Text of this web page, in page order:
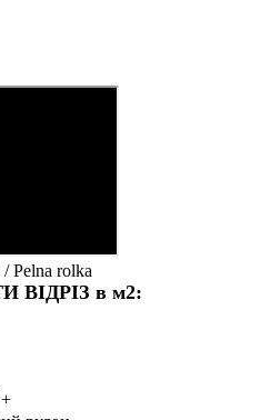
/ Pelna rolka
ВІДРІЗ в м2:
+